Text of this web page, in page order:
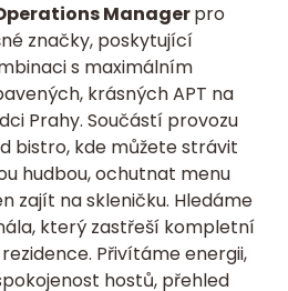
Managerpro
značky, poskytující
s maximálním
krásných APT na
Prahy. Součástí provozu
bistro, kde můžete strávit
hudbou, ochutnat menu
zajít na skleničku. Hledáme
který zastřeší kompletní
Přivítáme energii,
hostů, přehled